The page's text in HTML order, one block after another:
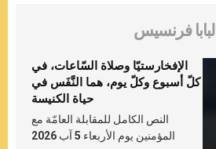
البابا فرنسيس
الإفخارستيّا وصلاة السّاعات، في
كلّ أسبوع وكلّ يوم، هما النَّفَس في
حياة الكنيسة
النص الكامل للمقابلة العامّة مع
المؤمنين يوم الأربعاء 5 آب 2026